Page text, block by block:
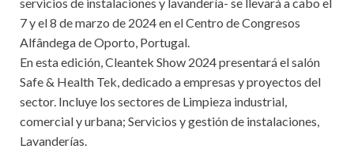
7 y el 8 de marzo de 2024 en el Centro de Congresos
Alfândega de Oporto, Portugal.
En esta edición, Cleantek Show 2024 presentará el salón
Safe & Health Tek, dedicado a empresas y proyectos del
sector. Incluye los sectores de Limpieza industrial,
comercial y urbana; Servicios y gestión de instalaciones,
Lavanderías.